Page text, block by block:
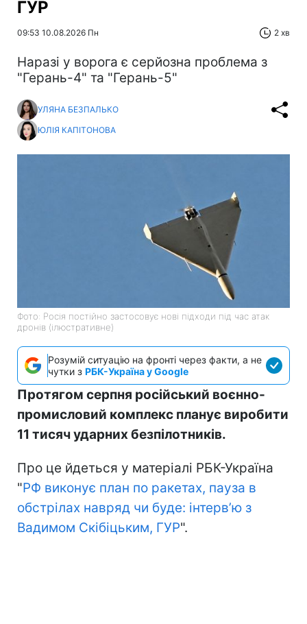
ГУР
09:53 10.08.2026 Пн 2 хв
Наразі у ворога є серйозна проблема з
"Герань-4" та "Герань-5"
УЛЯНА БЕЗПАЛЬКО
ЮЛІЯ КАПІТОНОВА
Фото: Росія постійно застосовує нові підходи під час атак
дронів (ілюстративне)
Розумій ситуацію на фронті через факти, а не
чутки з РБК-Україна у Google
Протягом серпня російський воєнно-
промисловий комплекс планує виробити
11 тисяч ударних безпілотників.
Про це йдеться у матеріалі РБК-Україна
"РФ виконує план по ракетах, пауза в
обстрілах навряд чи буде: інтервʼю з
Вадимом Скібіцьким, ГУР".